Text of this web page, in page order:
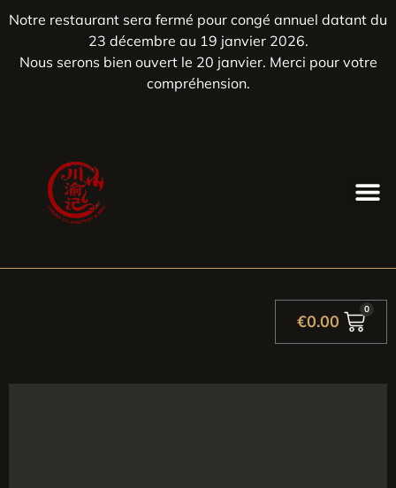
Notre restaurant sera fermé pour congé annuel datant du
23 décembre au 19 janvier 2026.
Nous serons bien ouvert le 20 janvier. Merci pour votre
compréhension.
€0.00
0